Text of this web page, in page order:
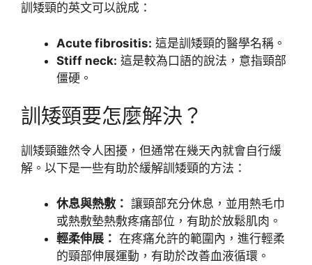
訓矮頸的英文可以說成：
Acute fibrositis: 這是訓矮頸的醫學名稱。
Stiff neck: 這是較為口語的說法，意指頸部
僵硬。
訓矮頸要怎麼解決？
訓矮頸雖然令人困擾，但通常在幾天內就會自行緩
解。以下是一些有助於緩解訓矮頸的方法：
休息與熱敷： 讓頸部充分休息，並用熱毛巾
或熱敷墊熱敷疼痛部位，有助於放鬆肌肉。
輕柔伸展： 在疼痛允許的範圍內，進行輕柔
的頸部伸展運動，有助於改善血液循環。